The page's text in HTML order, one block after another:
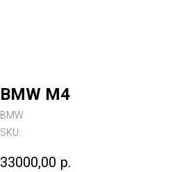
BMW M4
BMW
SKU:
33000,00 р.